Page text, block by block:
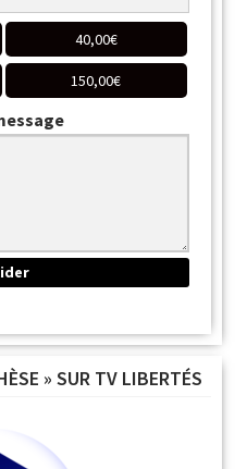
40,00€
150,00€
» SUR TV LIBERTÉS